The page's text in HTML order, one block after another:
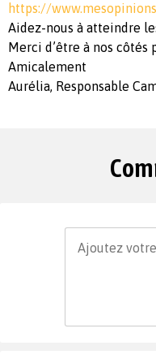
https://
Aidez-nous à atteindre
Merci d’être à nos côtés
Amicalement
Aurélia, Responsable